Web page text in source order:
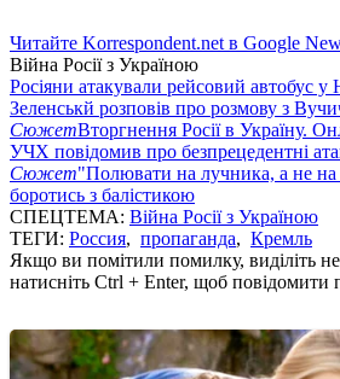
Читайте Korrespondent.net в Google
Війна Росії з Україною
Росіяни атакували рейсовий автобус у
Зеленськй розповів про розмову з
СюжетВторгнення Росії в Україну.
УЧХ повідомив про безпрецедентні
Сюжет"Полювати на лучника, а не на
боротись з балістикою
СПЕЦТЕМА: Війна Росії з Україною
ТЕГИ: Россия, пропаганда, Кремль
Якщо ви помітили помилку, виділіть
натисніть Ctrl + Enter, щоб повідомити